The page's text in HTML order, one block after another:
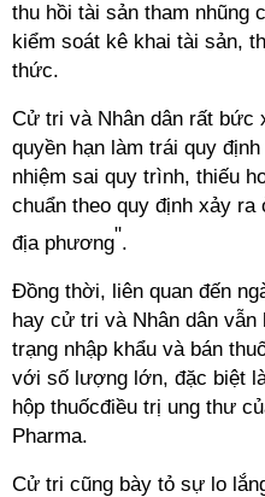
thu hồi tài sản tham nhũng
kiểm soát kê khai tài sản,
thức.
Cử tri và Nhân dân rất bức
quyền hạn làm trái quy
nhiệm sai quy trình, thiếu
chuẩn theo quy định xảy ra
địa phương".
Đồng thời, liên quan đến
hay cử tri và Nhân dân
trạng nhập khẩu và bán
với số lượng lớn, đặc biệt
hộp thuốcđiều trị ung thư
Pharma.
Cử tri cũng bày tỏ sự lo